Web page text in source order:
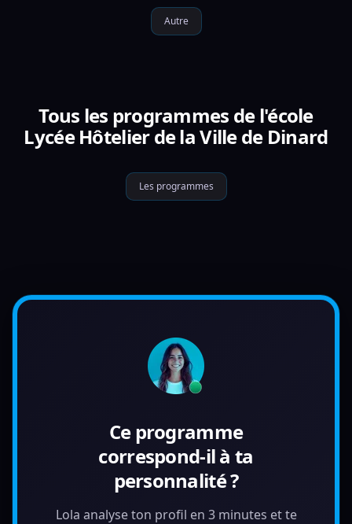
Autre
Tous les programmes de l'école
Lycée Hôtelier de la Ville de Dinard
Les programmes
Ce programme
correspond-il à ta
personnalité ?
Lola analyse ton profil en 3 minutes et te